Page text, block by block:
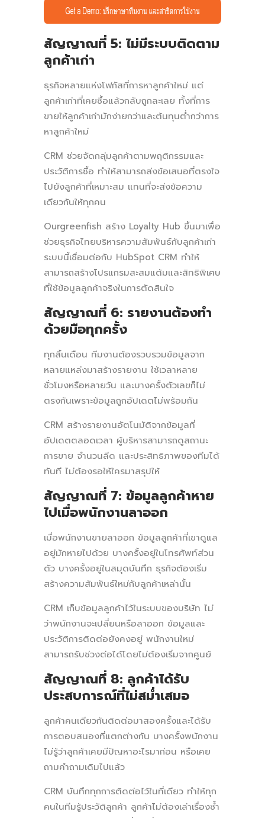
สัญญาณที่ 5: ไม่มีระบบติดตาม
ลูกค้าเก่า
ธุรกิจหลายแห่งโฟกัสที่การหาลูกค้าใหม่ แต่
ลูกค้าเก่าที่เคยซื้อแล้วกลับถูกละเลย ทั้งที่การ
ขายให้ลูกค้าเก่ามักง่ายกว่าและต้นทุนต่ำกว่าการ
หาลูกค้าใหม่
CRM ช่วยจัดกลุ่มลูกค้าตามพฤติกรรมและ
ประวัติการซื้อ ทำให้สามารถส่งข้อเสนอที่ตรงใจ
ไปยังลูกค้าที่เหมาะสม แทนที่จะส่งข้อความ
เดียวกันให้ทุกคน
Ourgreenfish สร้าง Loyalty Hub ขึ้นมาเพื่อ
ช่วยธุรกิจไทยบริหารความสัมพันธ์กับลูกค้าเก่า
ระบบนี้เชื่อมต่อกับ HubSpot CRM ทำให้
สามารถสร้างโปรแกรมสะสมแต้มและสิทธิพิเศษ
ที่ใช้ข้อมูลลูกค้าจริงในการตัดสินใจ
สัญญาณที่ 6: รายงานต้องทำ
ด้วยมือทุกครั้ง
ทุกสิ้นเดือน ทีมงานต้องรวบรวมข้อมูลจาก
หลายแหล่งมาสร้างรายงาน ใช้เวลาหลาย
ชั่วโมงหรือหลายวัน และบางครั้งตัวเลขก็ไม่
ตรงกันเพราะข้อมูลถูกอัปเดตไม่พร้อมกัน
CRM สร้างรายงานอัตโนมัติจากข้อมูลที่
อัปเดตตลอดเวลา ผู้บริหารสามารถดูสถานะ
การขาย จำนวนลีด และประสิทธิภาพของทีมได้
ทันที ไม่ต้องรอให้ใครมาสรุปให้
สัญญาณที่ 7: ข้อมูลลูกค้าหาย
ไปเมื่อพนักงานลาออก
เมื่อพนักงานขายลาออก ข้อมูลลูกค้าที่เขาดูแล
อยู่มักหายไปด้วย บางครั้งอยู่ในโทรศัพท์ส่วน
ตัว บางครั้งอยู่ในสมุดบันทึก ธุรกิจต้องเริ่ม
สร้างความสัมพันธ์ใหม่กับลูกค้าเหล่านั้น
CRM เก็บข้อมูลลูกค้าไว้ในระบบของบริษัท ไม่
ว่าพนักงานจะเปลี่ยนหรือลาออก ข้อมูลและ
ประวัติการติดต่อยังคงอยู่ พนักงานใหม่
สามารถรับช่วงต่อได้โดยไม่ต้องเริ่มจากศูนย์
สัญญาณที่ 8: ลูกค้าได้รับ
ประสบการณ์ที่ไม่สม่ำเสมอ
ลูกค้าคนเดียวกันติดต่อมาสองครั้งและได้รับ
การตอบสนองที่แตกต่างกัน บางครั้งพนักงาน
ไม่รู้ว่าลูกค้าเคยมีปัญหาอะไรมาก่อน หรือเคย
ถามคำถามเดิมไปแล้ว
CRM บันทึกทุกการติดต่อไว้ในที่เดียว ทำให้ทุก
คนในทีมรู้ประวัติลูกค้า ลูกค้าไม่ต้องเล่าเรื่องซ้ำ